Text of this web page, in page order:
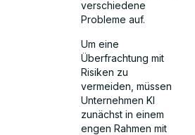
verschiedene
Probleme auf.
Um eine
Überfrachtung mit
Risiken zu
vermeiden, müssen
Unternehmen KI
zunächst in einem
engen Rahmen mit